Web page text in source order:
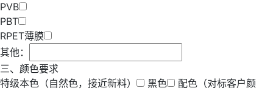
PVB
PBT
RPET薄膜
其他：
三、颜色要求
特级本色（自然色，接近新料）
黑色
配色（对标客户颜